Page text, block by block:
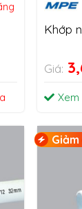
Khớp
Giá:
Xem